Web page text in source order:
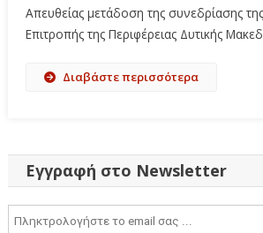
Απευθείας μετάδοση της συνεδρίασης
Επιτροπής της Περιφέρειας Δυτικής
Διαβάστε περισσότερα
Εγγραφή στο Newsletter